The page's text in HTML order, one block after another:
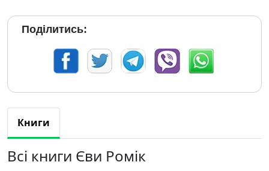
Поділитись:
Книги
Всі книги Єви Ромік